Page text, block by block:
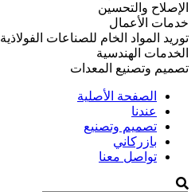
الإصلاح والتحسين
خدمات الأعمال
توريد المواد الخام للصناعات الفولاذية
الخدمات الهندسية
تصميم وتصنيع المعدات
الصفحة الأصلية
عندنا
تصميم وتصنيع
بازركاني
تواصل معنا